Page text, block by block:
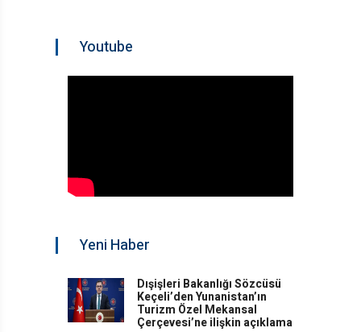
Youtube
Yeni Haber
Dışişleri Bakanlığı Sözcüsü
Keçeli’den Yunanistan’ın
Turizm Özel Mekansal
Çerçevesi’ne ilişkin açıklama